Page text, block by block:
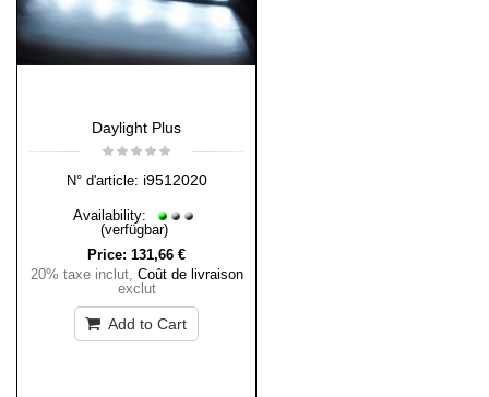
Daylight Plus
N° d'article: i9512020
Availability:
(verfügbar)
Price: 131,66 €
20% taxe inclut, Coût de livraison
exclut
Add to Cart